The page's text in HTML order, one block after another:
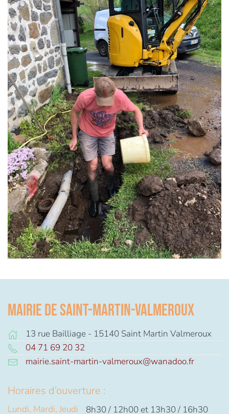
Mairie de Saint-Martin-Valmeroux
13 rue Bailliage - 15140 Saint Martin Valmeroux
04 71 69 20 32
mairie.saint-martin-valmeroux@wanadoo.fr
Horaires d’ouverture :
Lundi, Mardi, Jeudi 8h30 / 12h00 et 13h30 / 16h30